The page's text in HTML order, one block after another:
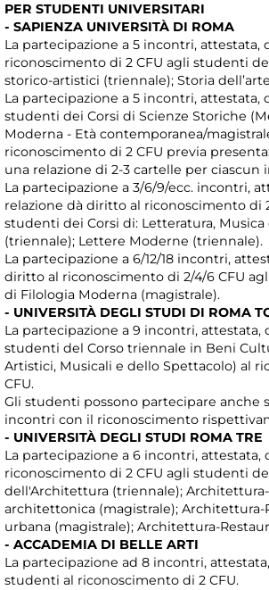
PER STUDENTI UNIVERSITARI
- SAPIENZA UNIVERSITÀ DI ROMA
La partecipazione a 5 incontri, attestata,
riconoscimento di 2 CFU agli studenti
storico-artistici (triennale); Storia
La partecipazione a 5 incontri, attestata,
studenti dei Corsi di Scienze Storiche
Moderna - Età contemporanea/
riconoscimento di 2 CFU previa
una relazione di 2-3 cartelle per ciascun
La partecipazione a 3/6/9/ecc. incontri,
relazione dà diritto al riconoscimento di
studenti dei Corsi di: Letteratura, Musica
(triennale); Lettere Moderne (triennale).
La partecipazione a 6/12/18 incontri,
diritto al riconoscimento di 2/4/6 CFU
di Filologia Moderna (magistrale).
- UNIVERSITÀ DEGLI STUDI DI ROMA
La partecipazione a 9 incontri, attestata,
studenti del Corso triennale in Beni
Artistici, Musicali e dello Spettacolo) al
CFU.
Gli studenti possono partecipare anche
incontri con il riconoscimento
- UNIVERSITÀ DEGLI STUDI ROMA TRE
La partecipazione a 6 incontri, attestata,
riconoscimento di 2 CFU agli studenti
dell'Architettura (triennale);
architettonica (magistrale); Architettura-
urbana (magistrale); Architettura-
- ACCADEMIA DI BELLE ARTI
La partecipazione ad 8 incontri,
studenti al riconoscimento di 2 CFU.